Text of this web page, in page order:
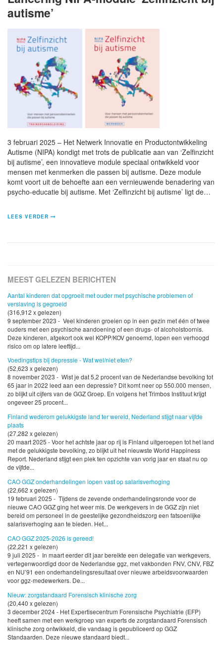
autisme’
3 februari 2025 – Het Netwerk Innovatie en Productontwikkeling
Autisme (NIPA) kondigt met trots de publicatie aan van ‘Zelfinzicht
bij autisme’, een innovatieve module speciaal ontwikkeld voor
mensen met kenmerken die passen bij autisme. Deze module
komt voort uit de behoefte aan een vernieuwende benadering van
psycho-educatie bij autisme. Met ‘Zelfinzicht bij autisme’ ligt de…
LEES VERDER
MEEST GELEZEN BERICHTEN
Aantal kinderen dat opgroeit met ouder met psychische problemen of
verslaving is gegroeid
(316,912 x gelezen)
9 september 2023 - Veel kinderen groeien op in een gezin met één of twee
ouders met een psychische aandoening of een drugs- of alcoholstoornis.
Deze kinderen, afgekort ook wel KOPP/KOV genoemd, lopen een verhoogd
risico om op latere leeftijd...
Voedingstips bij depressie - Wat wel/niet eten?
(52,623 x gelezen)
8 november 2023 - Wist je dat 5,2 procent van de Nederlandse bevolking tot
65 jaar in 2022 leed aan een depressie? Dit komt neer op 550.000 mensen,
zo blijkt uit cijfers van de GGZ Groep. En volgens het Trimbos Instituut krijgt
ongeveer 25 procent...
Finland wederom gelukkigste land ter wereld, Nederland stijgt naar vijfde
plaats
(27,282 x gelezen)
20 maart 2025 - Voor het achtste jaar op rij is Finland uitgeroepen tot het land
met de gelukkigste bevolking, zo blijkt uit het nieuwste World Happiness
Report. Nederland stijgt een plek ten opzichte van vorig jaar en staat nu op
de vijfde...
CAO GGZ onderhandelingen lopen vast op salarisverhoging
(22,662 x gelezen)
19 februari 2025 - Tijdens de zevende onderhandelingsronde voor de
nieuwe CAO GGZ ging het weer mis. De werkgevers in de GGZ zijn niet
bereid om personeel in de geestelijke gezondheidszorg een fatsoenlijke
salarisverhoging aan te bieden. Het...
CAO GGZ 2025-2026 is gereed!
(22,221 x gelezen)
9 juli 2025 - In maart eerder dit jaar bereikte een delegatie van werkgevers,
vertegenwoordigd door de Nederlandse ggz, met vakbonden FNV, CNV, FBZ
en NU’91 een onderhandelingsresultaat over nieuwe arbeidsvoorwaarden
voor ggz-medewerkers. De...
Nieuw: zorgstandaard Forensisch klinische zorg
(20,440 x gelezen)
3 december 2024 - Het Expertisecentrum Forensische Psychiatrie (EFP)
heeft samen met een werkgroep van experts de zorgstandaard Forensisch
klinische zorg ontwikkeld, die vandaag is gepubliceerd op GGZ
Standaarden. Deze nieuwe standaard biedt...